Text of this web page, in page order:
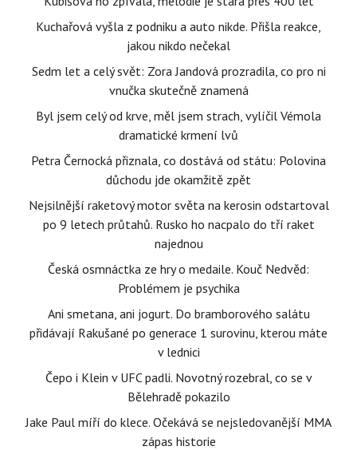
Kuchařová vyšla z podniku a auto nikde. Přišla reakce,
jakou nikdo nečekal
Sedm let a celý svět: Zora Jandová prozradila, co pro ni
vnučka skutečně znamená
Byl jsem celý od krve, měl jsem strach, vylíčil Vémola
dramatické krmení lvů
Petra Černocká přiznala, co dostává od státu: Polovina
důchodu jde okamžitě zpět
Nejsilnější raketový motor světa na kerosin odstartoval
po 9 letech průtahů. Rusko ho nacpalo do tří raket
najednou
Česká osmnáctka ze hry o medaile. Kouč Nedvěd:
Problémem je psychika
Ani smetana, ani jogurt. Do bramborového salátu
přidávají Rakušané po generace 1 surovinu, kterou máte
v lednici
Čepo i Klein v UFC padli. Novotný rozebral, co se v
Bělehradě pokazilo
Jake Paul míří do klece. Očekává se nejsledovanější MMA
zápas historie